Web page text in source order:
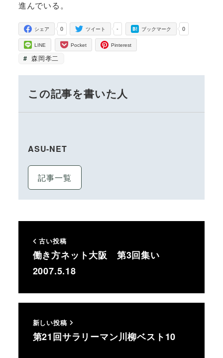
進んでいる。
0
シェア -
ツイート 0
ブックマーク
LINE Pocket Pinterest
森岡孝二
この記事を書いた人
ASU-NET
記事一覧
古い投稿
働き方ネット大阪 第3回集い
2007.5.18
新しい投稿
第21回サラリーマン川柳ベスト10